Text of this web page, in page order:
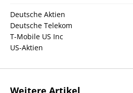
Deutsche Aktien
Deutsche Telekom
T-Mobile US Inc
US-Aktien
Weitere Artikel